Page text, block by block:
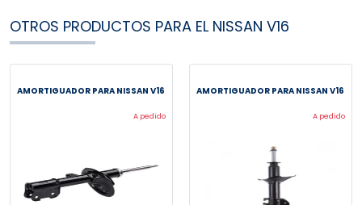
OTROS PRODUCTOS PARA EL NISSAN V16
AMORTIGUADOR PARA NISSAN V16
A pedido
AMORTIGUADOR PARA NISSAN V16
A pedido